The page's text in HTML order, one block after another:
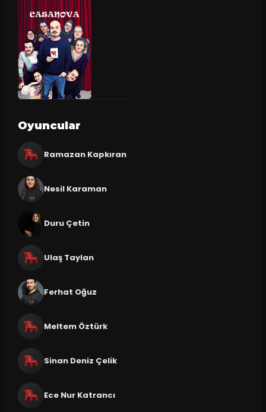
Oyuncular
Ramazan Kapkıran
Nesil Karaman
Duru Çetin
Ulaş Taylan
Ferhat Oğuz
Meltem Öztürk
Sinan Deniz Çelik
Ece Nur Katrancı